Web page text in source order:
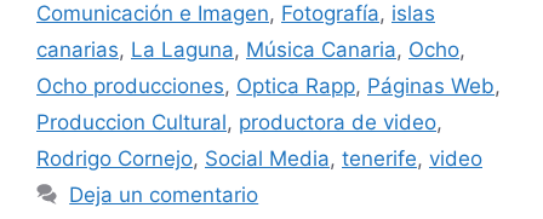
Comunicación e Imagen, Fotografía, islas
canarias, La Laguna, Música Canaria, Ocho,
Ocho producciones, Optica Rapp, Páginas Web,
Produccion Cultural, productora de video,
Rodrigo Cornejo, Social Media, tenerife, video
Deja un comentario